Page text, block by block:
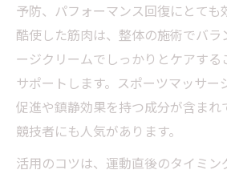
予防、パフォーマンス回復にとても
酷使した筋肉は、整体の施術でバ
ージクリームでしっかりとケアする
サポートします。スポーツマッサー
促進や鎮静効果を持つ成分が含まれ
競技者にも人気があります。
活用のコツは、運動直後のタイミ